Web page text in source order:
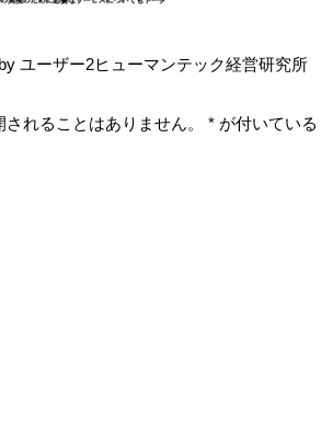
ユーザー2ヒューマンテック経営研究所
れることはありません。
* が付いている